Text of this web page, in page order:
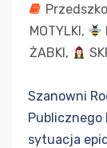
MOTYLKI,
ŻABKI,
Szanowni
Publicznego
sytuacja